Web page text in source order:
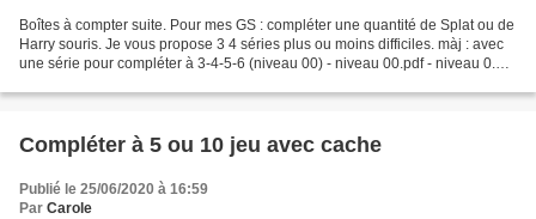
Boîtes à compter suite. Pour mes GS : compléter une quantité de Splat ou de
Harry souris. Je vous propose 3 4 séries plus ou moins difficiles. màj : avec
une série pour compléter à 3-4-5-6 (niveau 00) - niveau 00.pdf - niveau 0.pdf
Compléter à 5 ou 10 jeu avec cache
Publié le 25/06/2020 à 16:59
Par Carole